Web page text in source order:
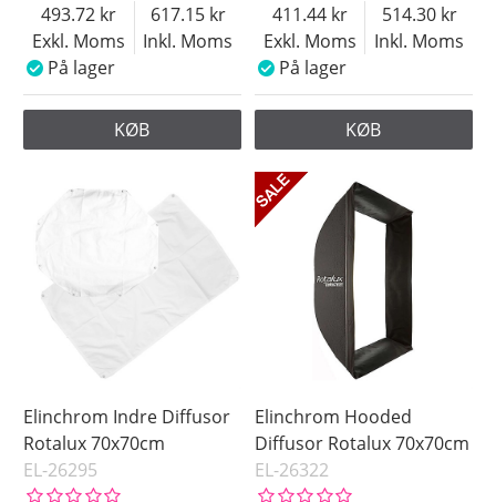
Exkl. Moms
493.72
Inkl. Moms
617.15
På lager
KØB
Exkl. Moms
411.44
Inkl. Moms
514.30
På lager
KØB
Elinchrom Indre Diffusor
Rotalux 70x70cm
EL-26295
Elinchrom Hooded
Diffusor Rotalux 70x70cm
EL-26322